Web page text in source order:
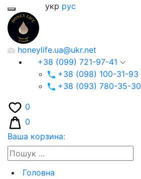
укр рус
honeylife.ua@ukr.net
+38 (099) 721-97-41
+38 (098) 100-31-93
+38 (093) 780-35-30
0
0
Ваша корзина:
Головна